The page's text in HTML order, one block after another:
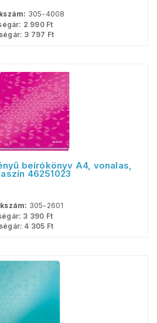
305-4008
2 990Ft
3 797 Ft
beírókönyv A4, vonalas,
46251023
305-2601
3 390 Ft
4 305 Ft